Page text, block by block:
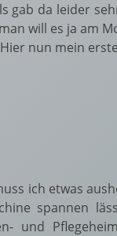
gab da leider
will es ja am
nun mein
ich etwas
spannen
und